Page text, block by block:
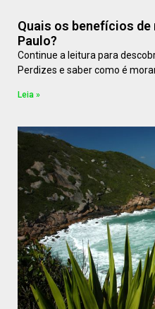
Quais os benefícios de
Paulo?
Continue a leitura para
Perdizes e saber como é
Leia »